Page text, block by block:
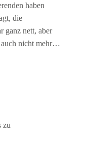
haben
die
ganz nett, aber
auch nicht mehr…
zu